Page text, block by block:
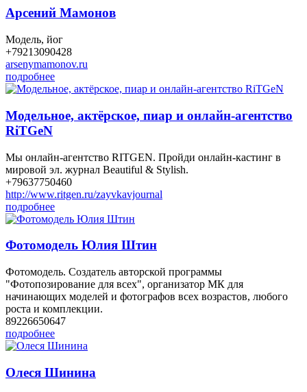
Арсений Мамонов
Модель, йог
+79213090428
arsenymamonov.ru
подробнее
Модельное, актёрское, пиар и онлайн-агентство
RiTGeN
Мы онлайн-агентство RITGEN. Пройди онлайн-кастинг в
мировой эл. журнал Beautiful & Stylish.
+79637750460
http://www.ritgen.ru/zayvkavjournal
подробнее
Фотомодель Юлия Штин
Фотомодель. Создатель авторской программы
"Фотопозирование для всех", организатор МК для
начинающих моделей и фотографов всех возрастов, любого
роста и комплекции.
89226650647
подробнее
Олеся Шинина